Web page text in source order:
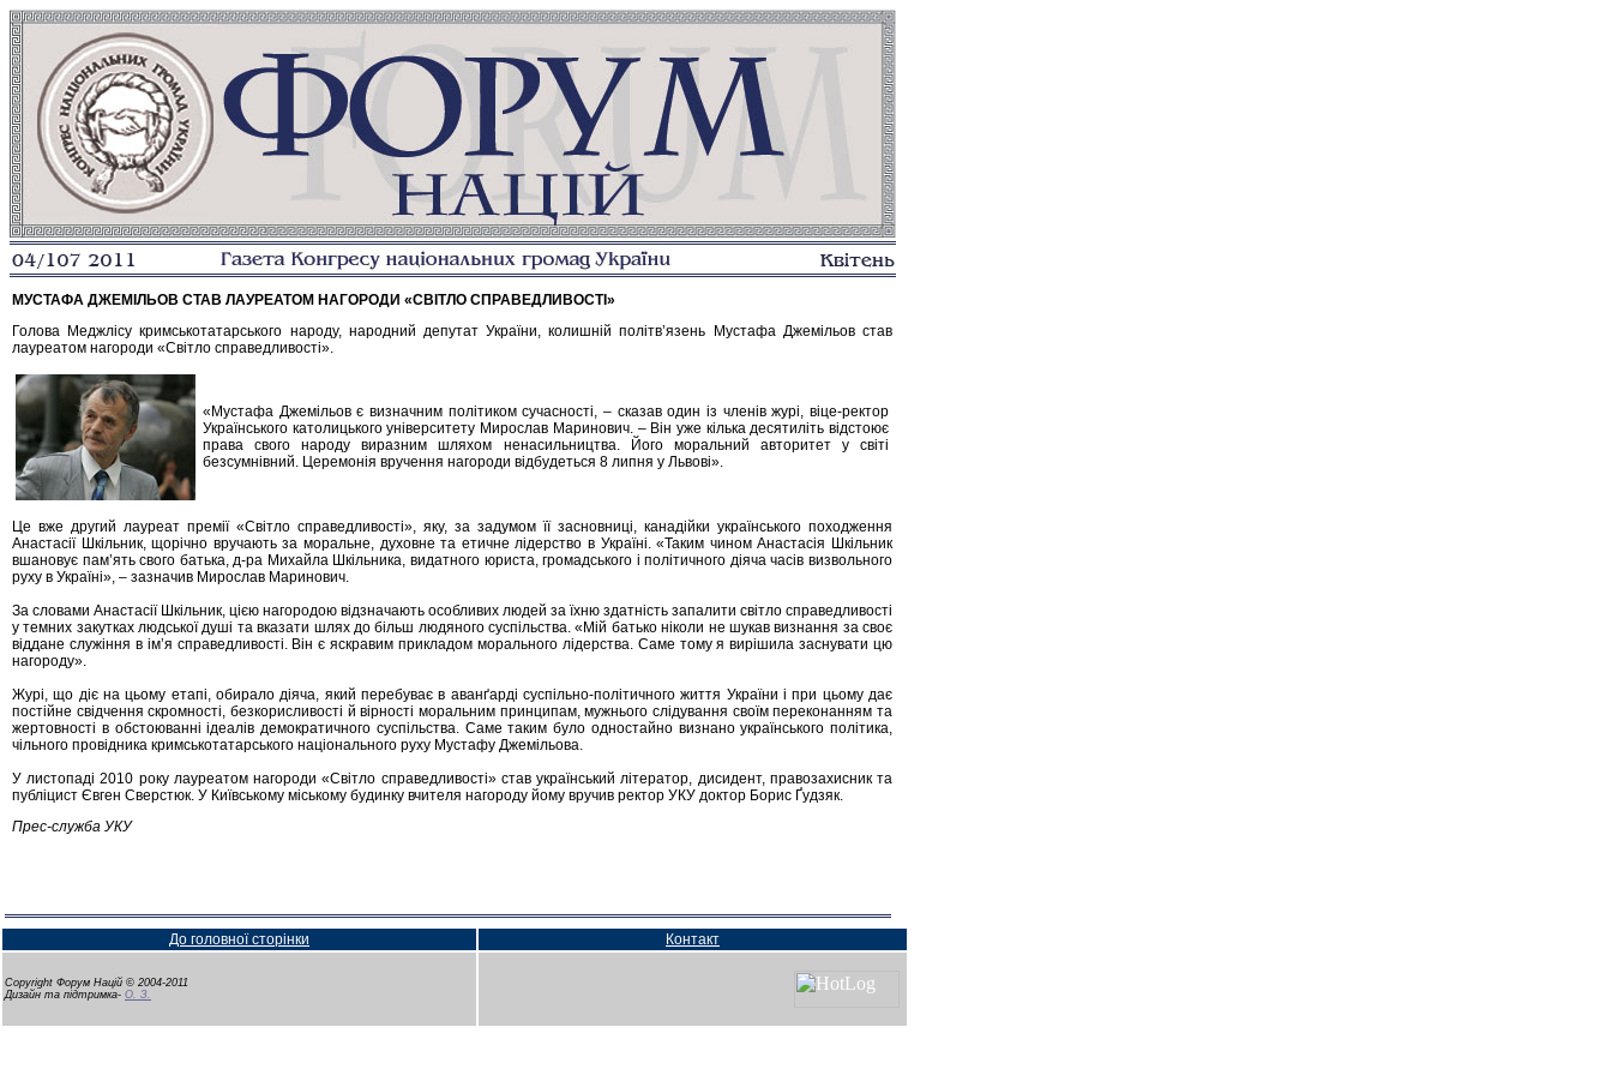
МУСТАФА ДЖЕМІЛЬОВ СТАВ ЛАУРЕАТОМ НАГОРОДИ «СВІТЛО СПРАВЕДЛИВОСТІ»
Голова Меджлісу кримськотатарського народу, народний депутат України, колишній політв’язень Мустафа Джемільов став
лауреатом нагороди «Світло справедливості».
«Мустафа Джемільов є визначним політиком сучасності, – сказав один із членів журі, віце-ректор
Українського католицького університету Мирослав Маринович. – Він уже кілька десятиліть відстоює
права свого народу виразним шляхом ненасильництва. Його моральний авторитет у світі
безсумнівний. Церемонія вручення нагороди відбудеться 8 липня у Львові».
Це вже другий лауреат премії «Світло справедливості», яку, за задумом її засновниці, канадійки українського походження
Анастасії Шкільник, щорічно вручають за моральне, духовне та етичне лідерство в Україні. «Таким чином Анастасія Шкільник
вшановує пам’ять свого батька, д-ра Михайла Шкільника, видатного юриста, громадського і політичного діяча часів визвольного
руху в Україні», – зазначив Мирослав Маринович.
За словами Анастасії Шкільник, цією нагородою відзначають особливих людей за їхню здатність запалити світло справедливості
у темних закутках людської душі та вказати шлях до більш людяного суспільства. «Мій батько ніколи не шукав визнання за своє
віддане служіння в ім’я справедливості. Він є яскравим прикладом морального лідерства. Саме тому я вирішила заснувати цю
нагороду».
Журі, що діє на цьому етапі, обирало діяча, який перебуває в аванґарді суспільно-політичного життя України і при цьому дає
постійне свідчення скромності, безкорисливості й вірності моральним принципам, мужнього слідування своїм переконанням та
жертовності в обстоюванні ідеалів демократичного суспільства. Саме таким було одностайно визнано українського політика,
чільного провідника кримськотатарського національного руху Мустафу Джемільова.
У листопаді 2010 року лауреатом нагороди «Світло справедливості» став український літератор, дисидент, правозахисник та
публіцист Євген Сверстюк. У Київському міському будинку вчителя нагороду йому вручив ректор УКУ доктор Борис Ґудзяк.
Прес-служба УКУ
До головної сторінки Контакт
Copyright Форум Націй © 2004-2011
Дизайн та підтримка- О. З.